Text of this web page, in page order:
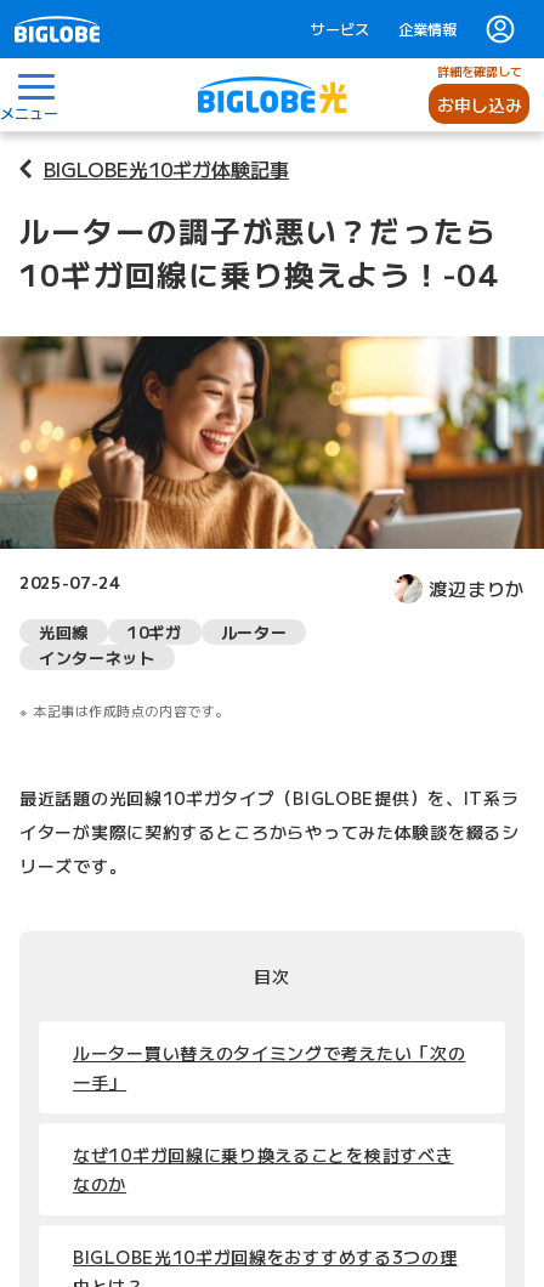
サービス 企業情報
メニュー
詳細を確認して
お申し込み
BIGLOBE光10ギガ体験記事
ルーターの調子が悪い？だったら
10ギガ回線に乗り換えよう！-04
2025-07-24 渡辺まりか
光回線 10ギガ
ルーター
インターネット
本記事は作成時点の内容です。
最近話題の光回線10ギガタイプ（BIGLOBE提供）を、IT系ラ
イターが実際に契約するところからやってみた体験談を綴るシ
リーズです。
目次
ルーター買い替えのタイミングで考えたい「次の
一手」
なぜ10ギガ回線に乗り換えることを検討すべき
なのか
BIGLOBE光10ギガ回線をおすすめする3つの理